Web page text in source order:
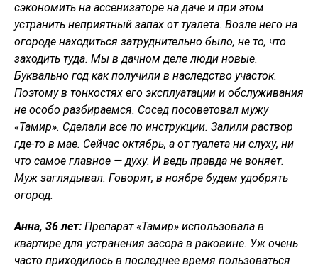
сэкономить на ассенизаторе на даче и при этом
устранить неприятный запах от туалета. Возле него на
огороде находиться затруднительно было, не то, что
заходить туда. Мы в дачном деле люди новые.
Буквально год как получили в наследство участок.
Поэтому в тонкостях его эксплуатации и обслуживания
не особо разбираемся. Сосед посоветовал мужу
«Тамир». Сделали все по инструкции. Залили раствор
где-то в мае. Сейчас октябрь, а от туалета ни слуху, ни
что самое главное — духу. И ведь правда не воняет.
Муж заглядывал. Говорит, в ноябре будем удобрять
огород.
Анна, 36 лет: Препарат «Тамир» использовала в
квартире для устранения засора в раковине. Уж очень
часто приходилось в последнее время пользоваться